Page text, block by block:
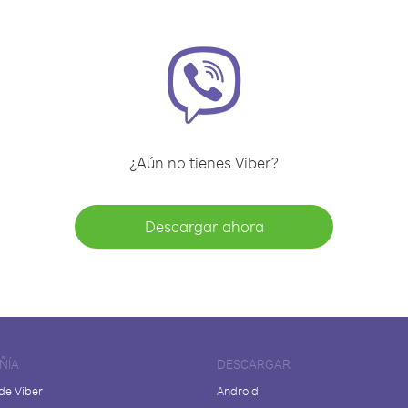
¿Aún no tienes Viber?
Descargar ahora
Viber
DESCARGAR
Android